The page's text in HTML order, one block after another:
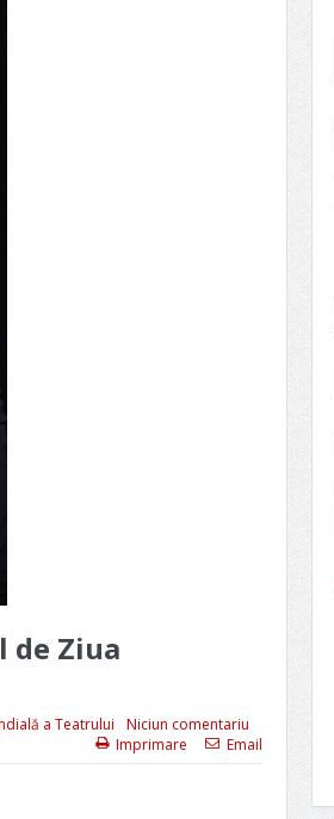
de Ziua
a Teatrului
Niciun comentariu
Imprimare
Email